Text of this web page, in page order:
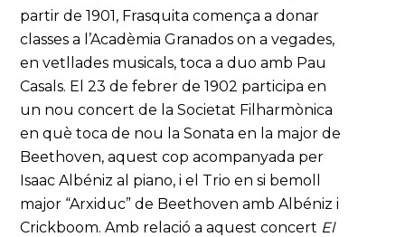
partir de 1901, Frasquita comença a donar
classes a l’Acadèmia Granados on a vegades,
en vetllades musicals, toca a duo amb Pau
Casals. El 23 de febrer de 1902 participa en
un nou concert de la Societat Filharmònica
en què toca de nou la Sonata en la major de
Beethoven, aquest cop acompanyada per
Isaac Albéniz al piano, i el Trio en si bemoll
major “Arxiduc” de Beethoven amb Albéniz i
Crickboom. Amb relació a aquest concert El